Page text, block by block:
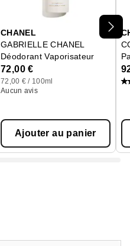
CHANEL
GABRIELLE CHANEL
Déodorant Vaporisateur
72,00 €
72,00 € / 100ml
Aucun avis
Ajouter au panier